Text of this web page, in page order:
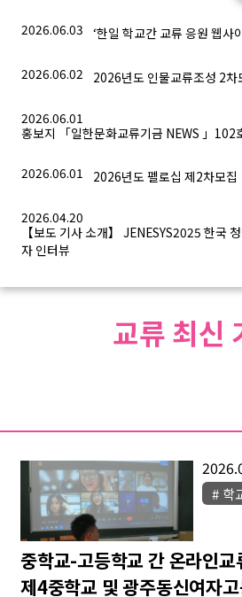
2026.06.03 ‘한일 학교간 교류 응원 웹사
2026.06.02 2026년도 인물교류조성 2차
2026.06.01
홍보지 「일한문화교류기금 NEWS 」102
2026.06.01 2026년도 펠로십 제2차모집
2026.04.20
【보도 기사 소개】 JENESYS2025 한국
자 인터뷰
교류 최신
학
중학교-고등학교 간 온라인
제4중학교 및 광주동신여자